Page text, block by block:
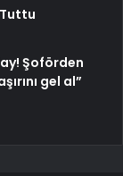
Şoförden
gel al”